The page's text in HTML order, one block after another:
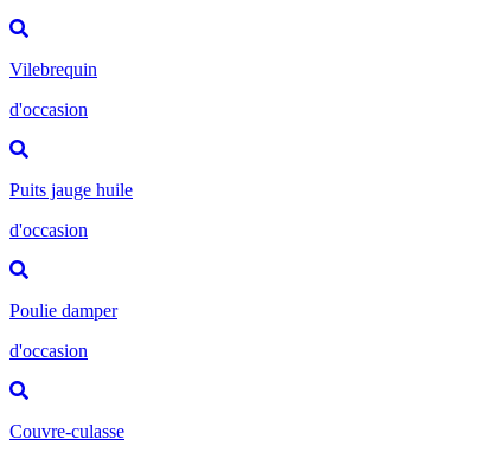
Vilebrequin
d'occasion
Puits jauge huile
d'occasion
Poulie damper
d'occasion
Couvre-culasse